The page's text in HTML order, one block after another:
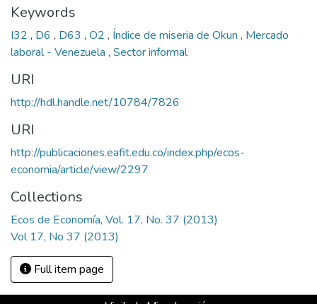
Keywords
I32 , D6 , D63 , O2 , Índice de miseria de Okun , Mercado
laboral - Venezuela , Sector informal
URI
http://hdl.handle.net/10784/7826
URI
http://publicaciones.eafit.edu.co/index.php/ecos-
economia/article/view/2297
Collections
Ecos de Economía, Vol. 17, No. 37 (2013)
Vol 17, No 37 (2013)
Full item page